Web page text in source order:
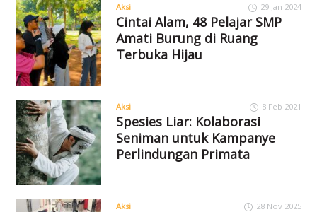
Aksi 29 Jan 2024
Cintai Alam, 48 Pelajar SMP
Amati Burung di Ruang
Terbuka Hijau
Aksi 8 Feb 2021
Spesies Liar: Kolaborasi
Seniman untuk Kampanye
Perlindungan Primata
Aksi 28 Nov 2025